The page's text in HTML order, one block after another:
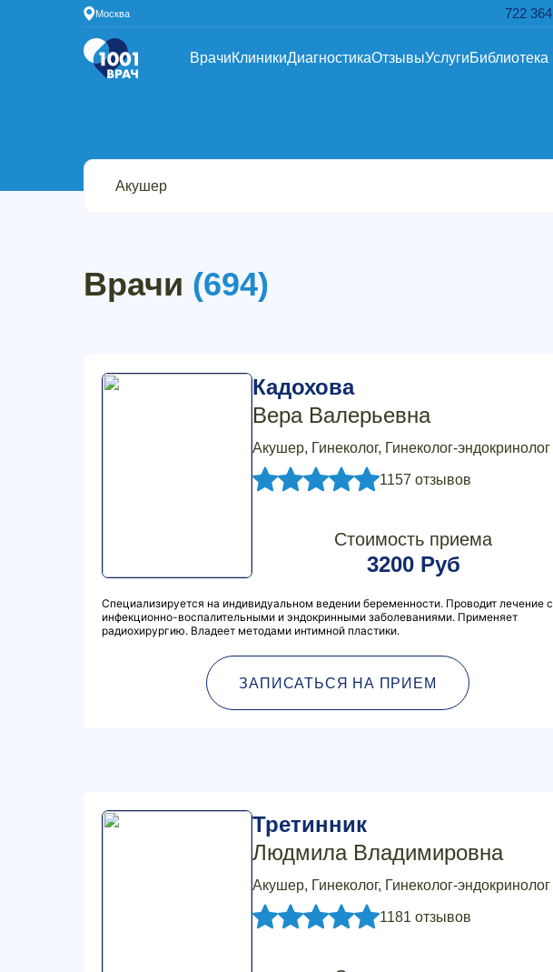
Москва 722 364
ВрачиКлиникиДиагностикаОтзывыУслугиБиблиотека
Врачи (694)
Кадохова
Вера Валерьевна
Акушер, Гинеколог, Гинеколог-эндокринолог
1157 отзывов
Стоимость приема
3200 Руб
Специализируется на индивидуальном ведении беременности. Проводит лечение с
инфекционно-воспалительными и эндокринными заболеваниями. Применяет
радиохирургию. Владеет методами интимной пластики.
ЗАПИСАТЬСЯ НА ПРИЕМ
Третинник
Людмила Владимировна
Акушер, Гинеколог, Гинеколог-эндокринолог
1181 отзывов